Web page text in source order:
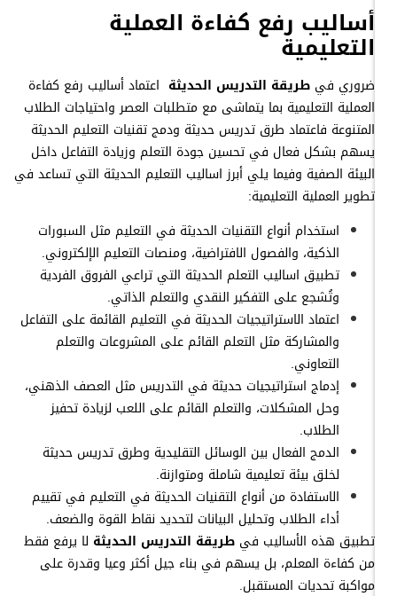
أساليب رفع كفاءة العملية
التعليمية
ضروري فيطريقة التدريس الحديثةاعتماد أساليب رفع كفاءة
العملية التعليمية بما يتماشى مع متطلبات العصر واحتياجات الطلاب
المتنوعة فاعتماد طرق تدريس حديثة ودمج تقنيات التعليم الحديثة
يسهم بشكل فعال في تحسين جودة التعلم وزيادة التفاعل داخل
البيئة الصفية وفيما يلي أبرز اساليب التعليم الحديثة التي تساعد في
تطوير العملية التعليمية:
استخدام أنواع التقنيات الحديثة في التعليم مثل السبورات
الذكية، والفصول الافتراضية، ومنصات التعليم الإلكتروني.
تطبيق اساليب التعلم الحديثة التي تراعي الفروق الفردية
وتُشجع على التفكير النقدي والتعلم الذاتي.
اعتماد الاستراتيجيات الحديثة في التعليم القائمة على التفاعل
والمشاركة مثل التعلم القائم على المشروعات والتعلم
التعاوني.
إدماج استراتيجيات حديثة في التدريس مثل العصف الذهني،
وحل المشكلات، والتعلم القائم على اللعب لزيادة تحفيز
الطلاب.
الدمج الفعال بين الوسائل التقليدية وطرق تدريس حديثة
لخلق بيئة تعليمية شاملة ومتوازنة.
الاستفادة من أنواع التقنيات الحديثة في التعليم في تقييم
أداء الطلاب وتحليل البيانات لتحديد نقاط القوة والضعف.
تطبيق هذه الأساليب فيطريقة التدريس الحديثةلا يرفع فقط
من كفاءة المعلم، بل يسهم في بناء جيل أكثر وعيا وقدرة على
مواكبة تحديات المستقبل.